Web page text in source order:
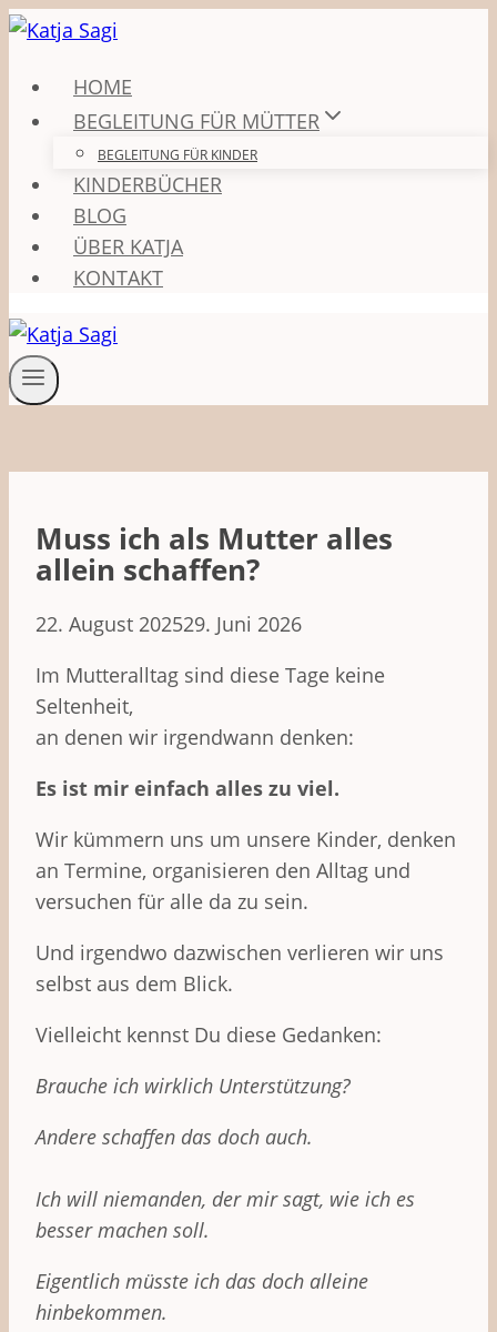
Zum
springenHOME
BEGLEITUNG FÜR MÜTTER
BEGLEITUNG FÜR KINDER
KINDERBÜCHER
BLOG
ÜBER KATJA
KONTAKT
Muss ich als Mutter alles
allein schaffen?
22. August 202529. Juni 2026
Im Mutteralltag sind diese Tage keine
Seltenheit,
an denen wir irgendwann denken:
Es ist mir einfach alles zu viel.
Wir kümmern uns um unsere Kinder, denken
an Termine, organisieren den Alltag und
versuchen für alle da zu sein.
Und irgendwo dazwischen verlieren wir uns
selbst aus dem Blick.
Vielleicht kennst Du diese Gedanken:
Brauche ich wirklich Unterstützung?
Andere schaffen das doch auch.
Ich will niemanden, der mir sagt, wie ich es
besser machen soll.
Eigentlich müsste ich das doch alleine
hinbekommen.